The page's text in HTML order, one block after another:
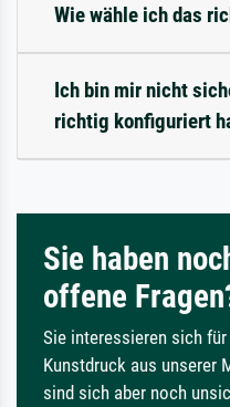
Wie wähle ich das
Ich bin mir nicht
richtig konfiguriert
Sie haben
offene
Sie interessieren sich für
Kunstdruck aus unserer
sind sich aber noch